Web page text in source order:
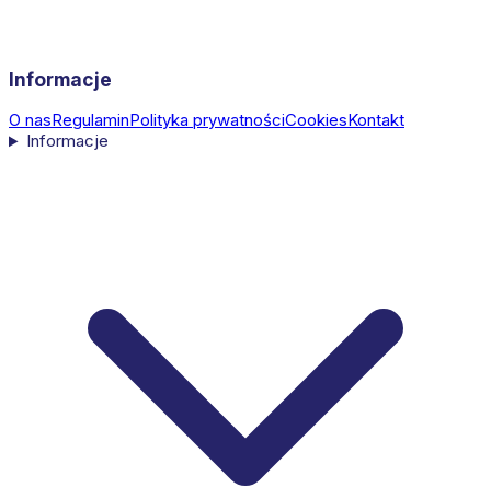
Informacje
O nasRegulaminPolityka prywatnościCookiesKontakt
Informacje